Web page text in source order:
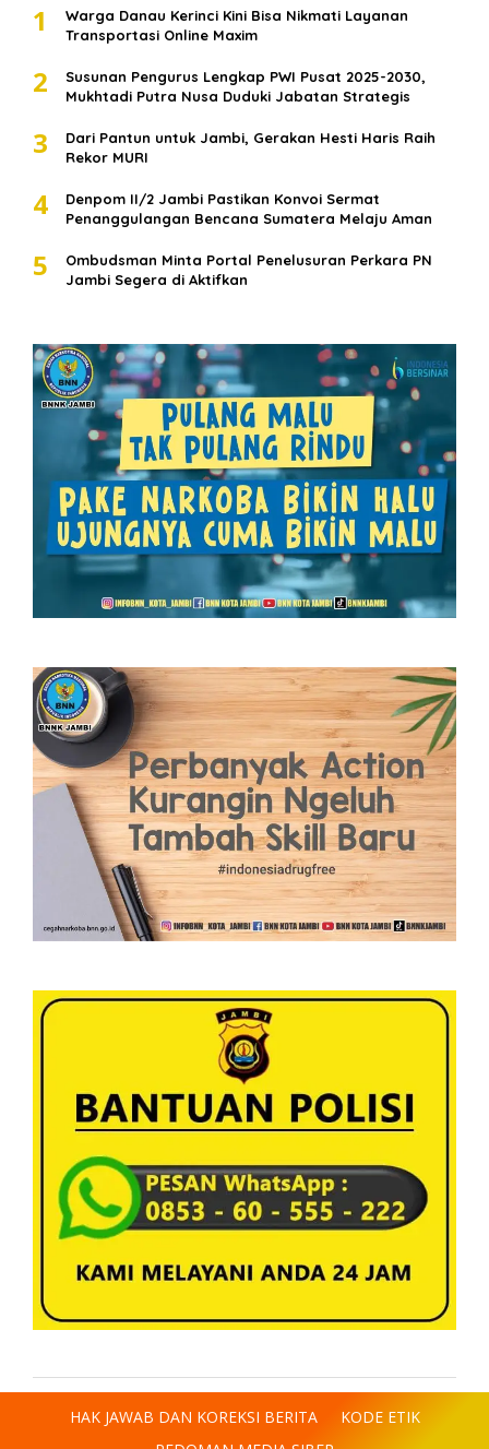
1
Warga Danau Kerinci Kini Bisa Nikmati Layanan
Transportasi Online Maxim
2
Susunan Pengurus Lengkap PWI Pusat 2025-2030,
Mukhtadi Putra Nusa Duduki Jabatan Strategis
3
Dari Pantun untuk Jambi, Gerakan Hesti Haris Raih
Rekor MURI
4
Denpom II/2 Jambi Pastikan Konvoi Sermat
Penanggulangan Bencana Sumatera Melaju Aman
5
Ombudsman Minta Portal Penelusuran Perkara PN
Jambi Segera di Aktifkan
HAK JAWAB DAN KOREKSI BERITA
KODE ETIK